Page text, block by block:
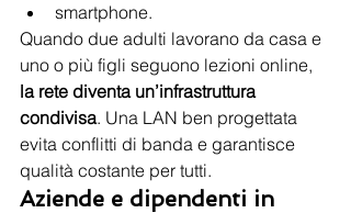
smartphone.
Quando due adulti lavorano da casa e
uno o più figli seguono lezioni online,
la rete diventa un’infrastruttura
condivisa. Una LAN ben progettata
evita conflitti di banda e garantisce
qualità costante per tutti.
Aziende e dipendenti in